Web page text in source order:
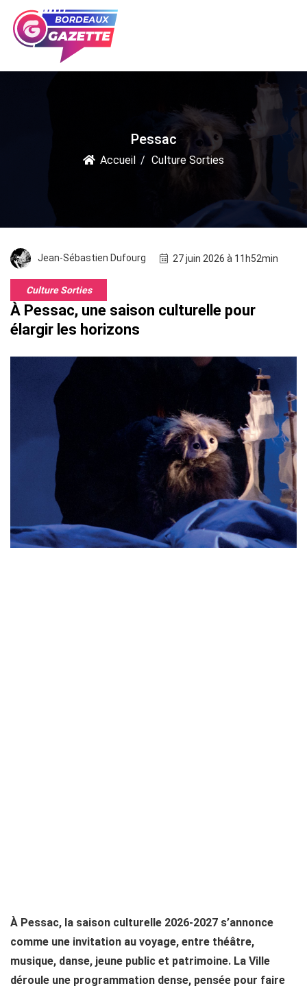
Pessac
Accueil Culture Sorties
Jean-Sébastien Dufourg 27 juin 2026 à 11h52min
Culture Sorties
À Pessac, une saison culturelle pour
élargir les horizons
À Pessac, la saison culturelle 2026-2027 s’annonce
comme une invitation au voyage, entre théâtre,
musique, danse, jeune public et patrimoine. La Ville
déroule une programmation dense, pensée pour faire